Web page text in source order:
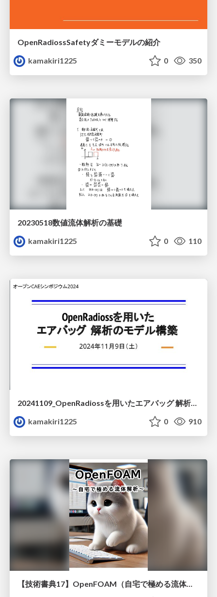
OpenRadiossSafetyダミーモデルの紹介
kamakiri1225
0 350
20230518数値流体解析の基礎
kamakiri1225
0 110
20241109_OpenRadiossを用いたエアバッグ 解析のモデル構築
kamakiri1225
0 910
【技術書典17】OpenFOAM（自宅で極める流体解析）2次元円柱まわりの流れ